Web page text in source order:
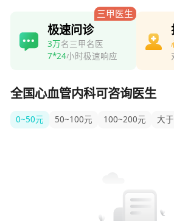
三甲医生
极速问诊
3万名三甲名医
7*24小时极速响应
全国心血管内科可咨询医生
0~50元 50~100元 100~200元 大